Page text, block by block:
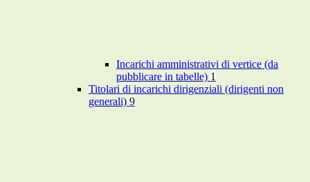
Incarichi amministrativi di vertice (da
pubblicare in tabelle) 1
Titolari di incarichi dirigenziali (dirigenti non
generali) 9